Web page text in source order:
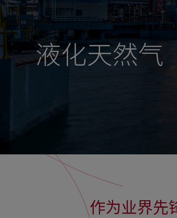
液化天然气
作为业界先